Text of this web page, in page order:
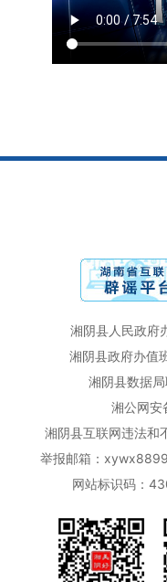
湘阴县人民政府
湘阴县政府办值
湘阴县数据
湘公网
湘阴县互联网违法
举报邮箱：
网站标识码：